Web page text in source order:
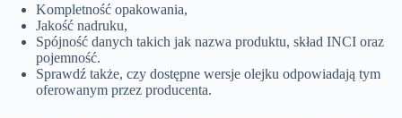
Kompletność opakowania,
Jakość nadruku,
Spójność danych takich jak nazwa produktu, skład INCI oraz
pojemność.
Sprawdź także, czy dostępne wersje olejku odpowiadają tym
oferowanym przez producenta.